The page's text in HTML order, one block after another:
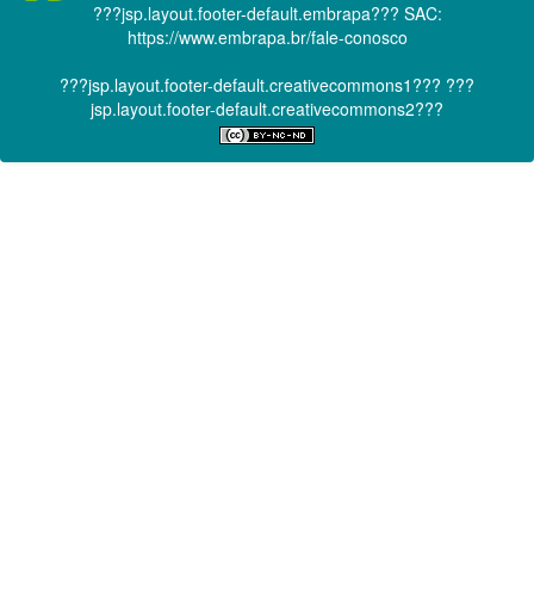
???jsp.layout.footer-default.embrapa??? SAC:
https://www.embrapa.br/fale-conosco
???jsp.layout.footer-default.creativecommons1??? ???
jsp.layout.footer-default.creativecommons2???